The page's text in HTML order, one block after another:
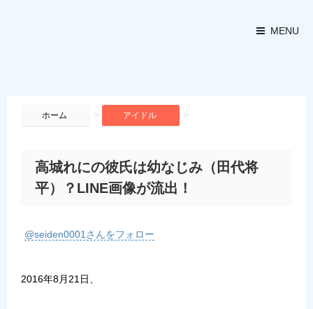
MENU
ホーム > アイドル >
高城れにの彼氏は幼なじみ（田代将
平）？LINE画像が流出！
@seiden0001さんをフォロー
2016年8月21日、